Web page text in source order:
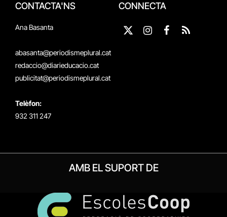
CONTACTA'NS
Ana Basanta
abasanta@periodismeplural.cat
redaccio@diarieducacio.cat
publicitat@periodismeplural.cat
Telèfon:
932 311 247
CONNECTA
X
Instagram
Facebook
RSS
AMB EL SUPORT DE